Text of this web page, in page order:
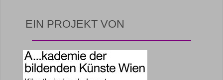
EIN PROJEKT VON